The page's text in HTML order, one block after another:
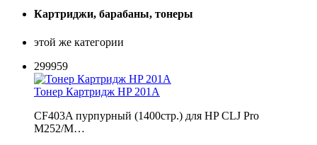
Картриджи, барабаны, тонеры
этой же категории
299959
Тонер Картридж HP 201A
CF403A пурпурный (1400стр.) для HP CLJ Pro
M252/M…